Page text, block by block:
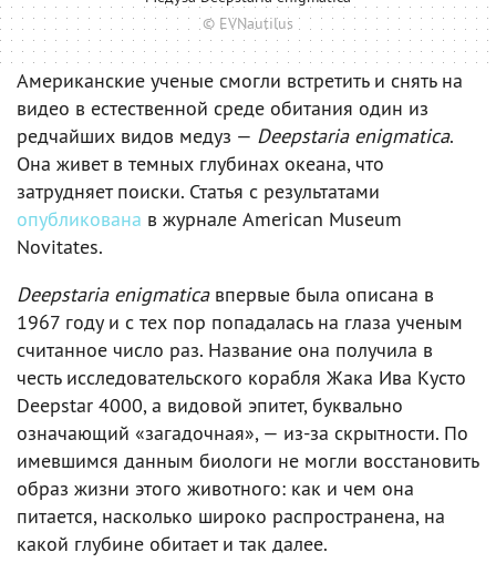
© EVNautilus
Американские ученые смогли встретить и снять на
видео в естественной среде обитания один из
редчайших видов медуз — Deepstaria enigmatica.
Она живет в темных глубинах океана, что
затрудняет поиски. Статья с результатами
опубликована в журнале American Museum
Novitates.
Deepstaria enigmaticaвпервые была описана в
1967 году и с тех пор попадалась на глаза ученым
считанное число раз. Название она получила в
честь исследовательского корабля Жака Ива Кусто
Deepstar 4000, а видовой эпитет, буквально
означающий «загадочная», — из-за скрытности. По
имевшимся данным биологи не могли восстановить
образ жизни этого животного: как и чем она
питается, насколько широко распространена, на
какой глубине обитает и так далее.